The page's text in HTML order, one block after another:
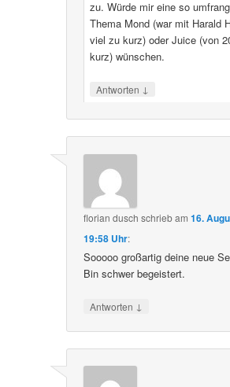
zu. Würde mir eine so
Thema Mond (war mit Harald
viel zu kurz) oder Juice (von
kurz) wünschen.
Antworten ↓
florian dusch schriebam16.
19:58 Uhr:
Sooooo großartig deine neue
Bin schwer begeistert.
Antworten ↓